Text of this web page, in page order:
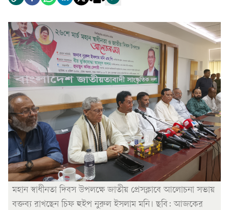
মহান স্বাধীনতা দিবস উপলক্ষে জাতীয় প্রেসক্লাবে আলোচনা সভায়
বক্তব্য রাখছেন চিফ হুইপ নুরুল ইসলাম মনি। ছবি: আজকের